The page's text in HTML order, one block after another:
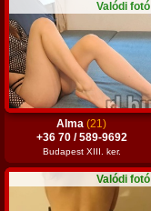
Valódi fotó
Alma(21)
+36 70 / 589-9692
Budapest XIII. ker.
Valódi fotó